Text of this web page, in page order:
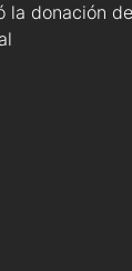
la donación